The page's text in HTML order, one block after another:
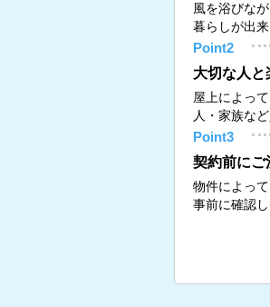
風を浴びな
暮らしが出来
Point2
大切な人と
屋上によっ
人・家族な
Point3
契約前にご
物件によっ
事前に確認し